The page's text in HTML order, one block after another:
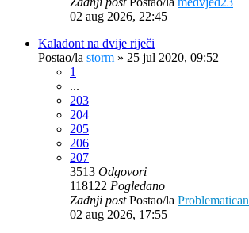
02 aug 2026, 22:45
Kaladont na dvije riječi
Postao/la storm » 25 jul 2020, 09:52
1
...
203
204
205
206
207
3513 Odgovori
118122 Pogledano
Zadnji postPostao/la Problematican
02 aug 2026, 17:55